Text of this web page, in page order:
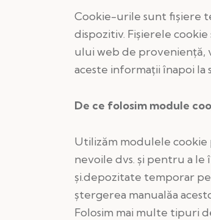
Cookie-urile sunt fişiere
dispozitiv. Fişierele
ului web de provenienţă,
aceste informaţii înapoi
De ce folosim module
Utilizăm modulele cookie
nevoile dvs. şi pentru a
şi.depozitate temporar
ştergerea manualăa
Folosim mai multe tipuri